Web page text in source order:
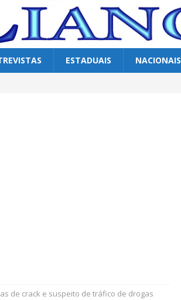
ESTADUAIS NACIONAIS
de crack e suspeito de tráfico de drogas